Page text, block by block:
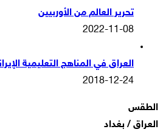
تحرير العالم من الأوربيين
2022-11-08
العراق في المناهج التعليمية
2018-12-24
الطقس
العراق / بغداد